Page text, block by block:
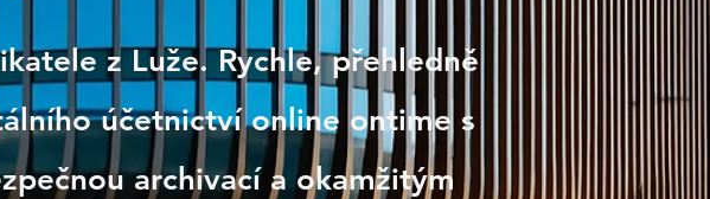
z Luže. Rychle, přehledně
účetnictví online ontime s
archivací a okamžitým